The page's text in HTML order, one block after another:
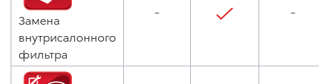
Замена
внутрисалонного
фильтра
- -